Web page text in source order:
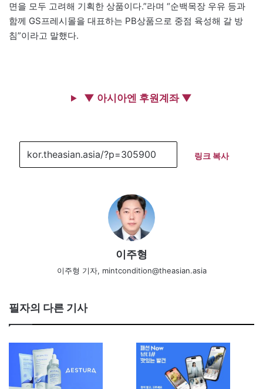
면을 모두 고려해 기획한 상품이다.”라며 “순백목장 우유 등과
함께 GS프레시몰을 대표하는 PB상품으로 중점 육성해 갈 방
침”이라고 말했다.
▼ 아시아엔 후원계좌 ▼
링크 복사
이주형
이주형 기자, mintcondition@theasian.asia
필자의 다른 기사